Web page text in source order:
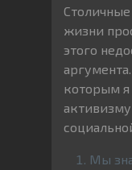
жизни
этого
которым
Мы